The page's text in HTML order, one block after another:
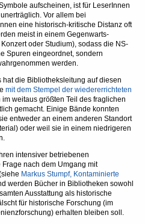
aufscheinen, ist für LeserInnen
Vor allem bei
eine historisch-kritische Distanz oft
meist in einem Gegenwarts-
oder Studium), sodass die NS-
Spuren eingeordnet, sondern
werden.
die Bibliotheksleitung auf diesen
mit dem Stempel der wiedererrichteten
im weitaus größten Teil des fraglichen
gemacht. Einige Bände konnten
entweder an einem anderen Standort
oder weil sie in einem niedrigeren
intensiver betriebenen
nach dem Umgang mit
Markus Stumpf, Kontaminierte
werden Bücher in Bibliotheken sowohl
Ausstattung als historische
für historische Forschung (im
erhalten bleiben soll.